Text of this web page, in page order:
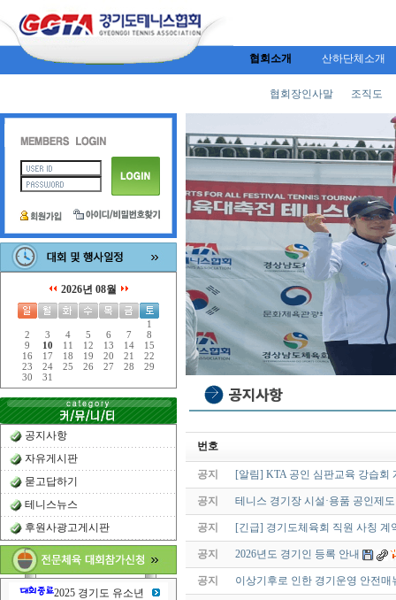
협회소개 산하단체소개
협회장인사말 조직도
2026년 08월
1
2
3 4 5 6 7
8
9
10 11 12 13 14
15
16
17 18 19 20 21
22
23
24 25 26 27 28
29
30
31
공지사항
자유게시판
묻고답하기
테니스뉴스
후원사광고게시판
2025 경기도 유소년
번호
공지 [알림] KTA 공인 심판교육 강습회
공지 테니스 경기장 시설·용품 공인제
공지 [긴급] 경기도체육회 직원 사칭 계
공지 2026년도 경기인 등록 안내
공지 이상기후로 인한 경기운영 안전매